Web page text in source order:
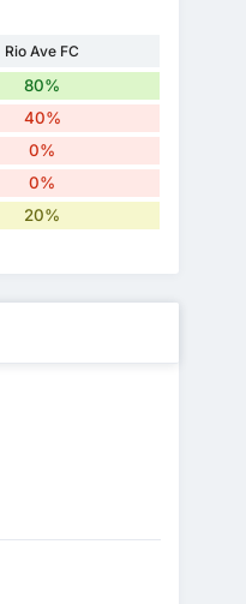
Rio Ave FC
80%
40%
0%
0%
20%